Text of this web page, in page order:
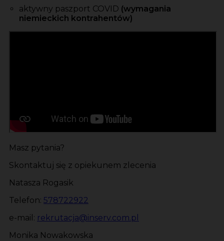
aktywny paszport COVID (wymagania
niemieckich kontrahentów)
Masz pytania?
Skontaktuj się z opiekunem zlecenia
Natasza Rogasik
Telefon: 578722922
e-mail: rekrutacja@inserv.com.pl
Monika Nowakowska